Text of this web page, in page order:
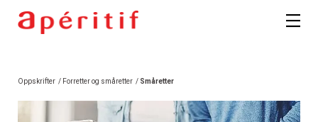
Oppskrifter / Forretter og småretter / Småretter